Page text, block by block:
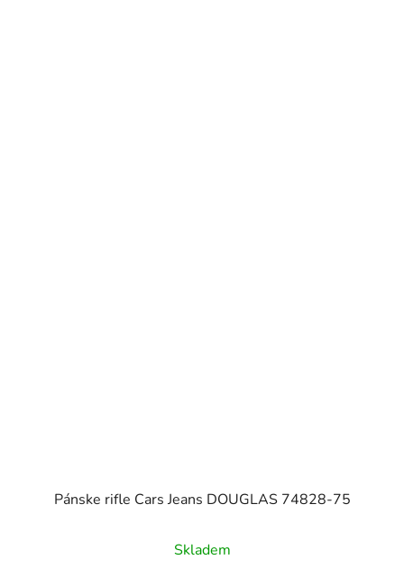
Pánske rifle Cars Jeans DOUGLAS 74828-75
Skladem